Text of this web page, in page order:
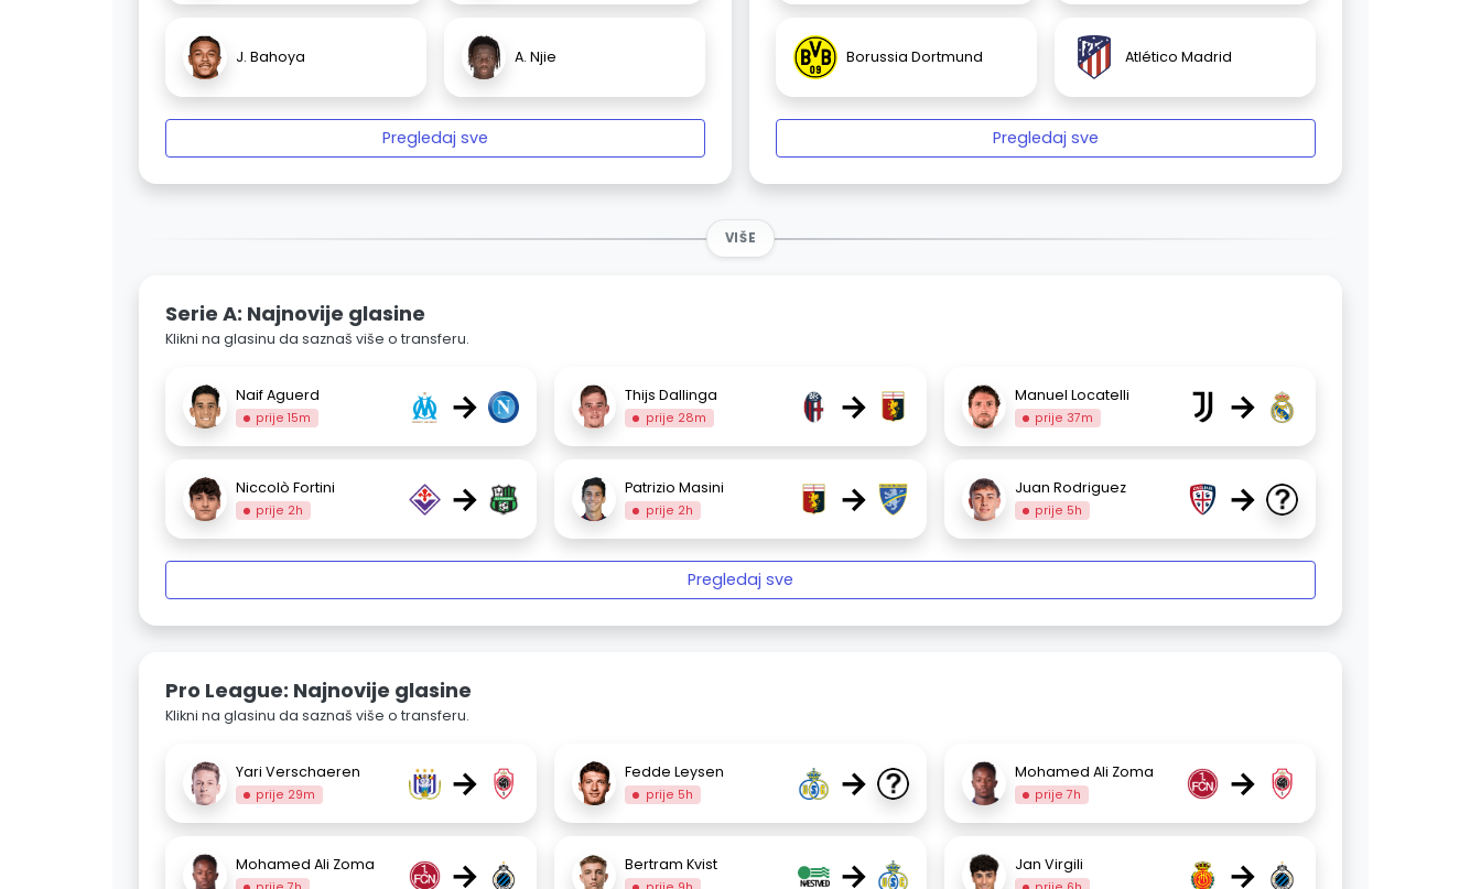
J. Bahoya A. Njie
Pregledaj sve
Borussia Dortmund Atlético Madrid
Pregledaj sve
VIŠE
Serie A: Najnovije glasine
Klikni na glasinu da saznaš više o transferu.
Naif Aguerd
prije 15m → Thijs Dallinga
prije 28m → Manuel Locatelli
prije 37m →
Niccolò Fortini
prije 2h → Patrizio Masini
prije 2h → Juan Rodriguez
prije 5h →
Pregledaj sve
Pro League: Najnovije glasine
Klikni na glasinu da saznaš više o transferu.
Yari Verschaeren
prije 29m → Fedde Leysen
prije 5h → Mohamed Ali Zoma
prije 7h →
Mohamed Ali Zoma → Bertram Kvist → Jan Virgili →